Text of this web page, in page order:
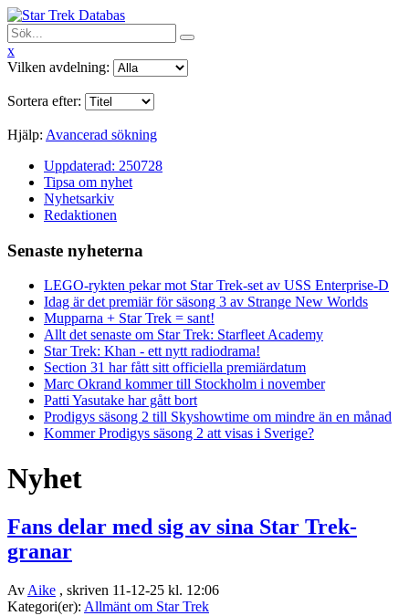
x
Vilken avdelning:
Sortera efter:
Hjälp: Avancerad sökning
Uppdaterad: 250728
Tipsa om nyhet
Nyhetsarkiv
Redaktionen
Senaste nyheterna
LEGO-rykten pekar mot Star Trek-set av USS Enterprise-D
Idag är det premiär för säsong 3 av Strange New Worlds
Mupparna + Star Trek = sant!
Allt det senaste om Star Trek: Starfleet Academy
Star Trek: Khan - ett nytt radiodrama!
Section 31 har fått sitt officiella premiärdatum
Marc Okrand kommer till Stockholm i november
Patti Yasutake har gått bort
Prodigys säsong 2 till Skyshowtime om mindre än en månad
Kommer Prodigys säsong 2 att visas i Sverige?
Nyhet
Fans delar med sig av sina Star Trek-
granar
Av Aike , skriven 11-12-25 kl. 12:06
Kategori(er): Allmänt om Star Trek